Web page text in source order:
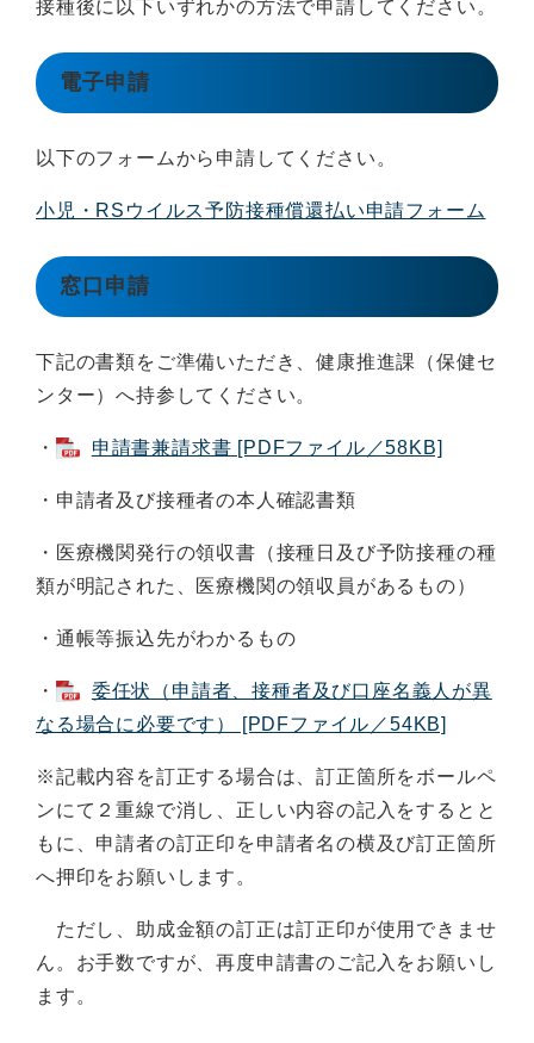
接種後に以下いずれかの方法で申請してください。
電子申請
以下のフォームから申請してください。
小児・RSウイルス予防接種償還払い申請フォーム
窓口申請
下記の書類をご準備いただき、健康推進課（保健セ
ンター）へ持参してください。
・ 申請書兼請求書 [PDFファイル／58KB]
・申請者及び接種者の本人確認書類
・医療機関発行の領収書（接種日及び予防接種の種
類が明記された、医療機関の領収員があるもの）
・通帳等振込先がわかるもの
・
委任状（申請者、接種者及び口座名義人が異
なる場合に必要です） [PDFファイル／54KB]
※記載内容を訂正する場合は、訂正箇所をボールペ
ンにて２重線で消し、正しい内容の記入をするとと
もに、申請者の訂正印を申請者名の横及び訂正箇所
へ押印をお願いします。
ただし、助成金額の訂正は訂正印が使用できませ
ん。お手数ですが、再度申請書のご記入をお願いし
ます。